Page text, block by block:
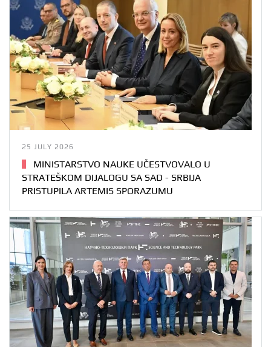
25 JULY 2026
MINISTARSTVO NAUKE UČESTVOVALO U
STRATEŠKOM DIJALOGU SA SAD - SRBIJA
PRISTUPILA ARTEMIS SPORAZUMU